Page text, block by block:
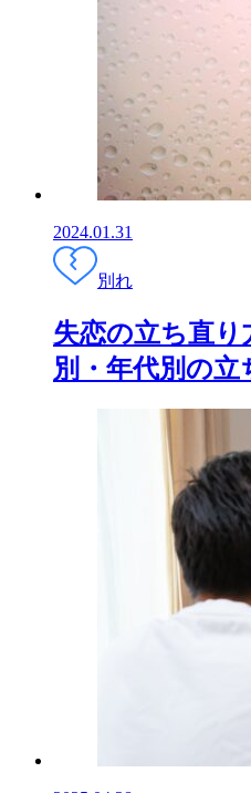
2024.01.31
別れ
失恋の立ち直
別・年代別の